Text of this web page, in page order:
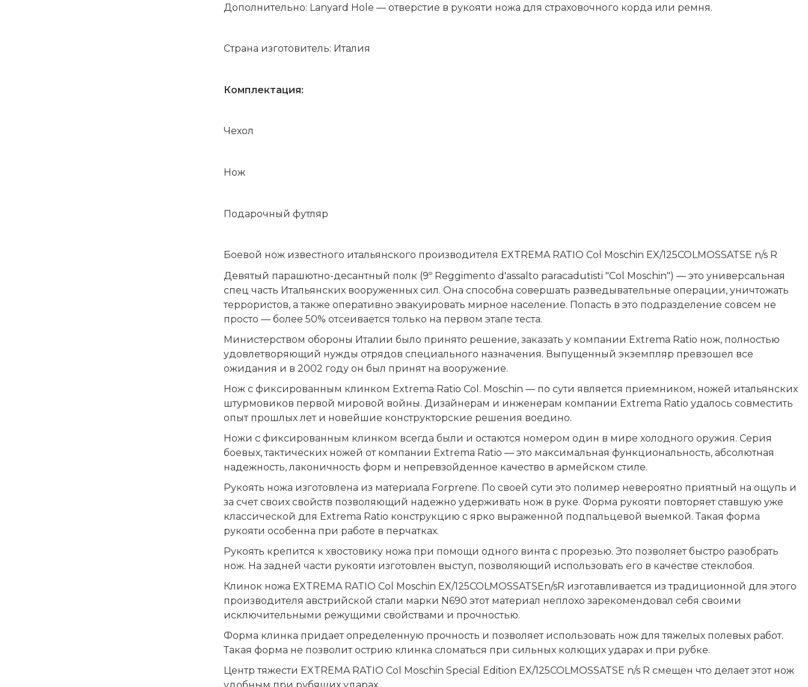
Дополнительно: Lanyard Hole — отверстие в рукояти ножа для страховочного корда или ремня.
Страна изготовитель: Италия
Комплектация:
Чехол
Нож
Подарочный футляр
Боевой нож известного итальянского производителя EXTREMA RATIO Col Moschin EX/125COLMOSSATSE n/s R
Девятый парашютно-десантный полк (9º Reggimento d'assalto paracadutisti "Col Moschin") — это универсальная
спец часть Итальянских вооруженных сил. Она способна совершать разведывательные операции, уничтожать
террористов, а также оперативно эвакуировать мирное население. Попасть в это подразделение совсем не
просто — более 50% отсеивается только на первом этапе теста.
Министерством обороны Италии было принято решение, заказать у компании Extrema Ratio нож, полностью
удовлетворяющий нужды отрядов специального назначения. Выпущенный экземпляр превзошел все
ожидания и в 2002 году он был принят на вооружение.
Нож с фиксированным клинком Extrema Ratio Col. Moschin — по сути является приемником, ножей итальянских
штурмовиков первой мировой войны. Дизайнерам и инженерам компании Extrema Ratio удалось совместить
опыт прошлых лет и новейшие конструкторские решения воедино.
Ножи с фиксированным клинком всегда были и остаются номером один в мире холодного оружия. Серия
боевых, тактических ножей от компании Extrema Ratio — это максимальная функциональность, абсолютная
надежность, лаконичность форм и непревзойденное качество в армейском стиле.
Рукоять ножа изготовлена из материала Forprene. По своей сути это полимер невероятно приятный на ощупь и
за счет своих свойств позволяющий надежно удерживать нож в руке. Форма рукояти повторяет ставшую уже
классической для Extrema Ratio конструкцию с ярко выраженной подпальцевой выемкой. Такая форма
рукояти особенна при работе в перчатках.
Рукоять крепится к хвостовику ножа при помощи одного винта с прорезью. Это позволяет быстро разобрать
нож. На задней части рукояти изготовлен выступ, позволяющий использовать его в качестве стеклобоя.
Клинок ножа EXTREMA RATIO Col Moschin EX/125COLMOSSATSEn/sR изготавливается из традиционной для этого
производителя австрийской стали марки N690 этот материал неплохо зарекомендовал себя своими
исключительными режущими свойствами и прочностью.
Форма клинка придает определенную прочность и позволяет использовать нож для тяжелых полевых работ.
Такая форма не позволит острию клинка сломаться при сильных колющих ударах и при рубке.
Центр тяжести EXTREMA RATIO Col Moschin Special Edition EX/125COLMOSSATSE n/s R смещен что делает этот нож